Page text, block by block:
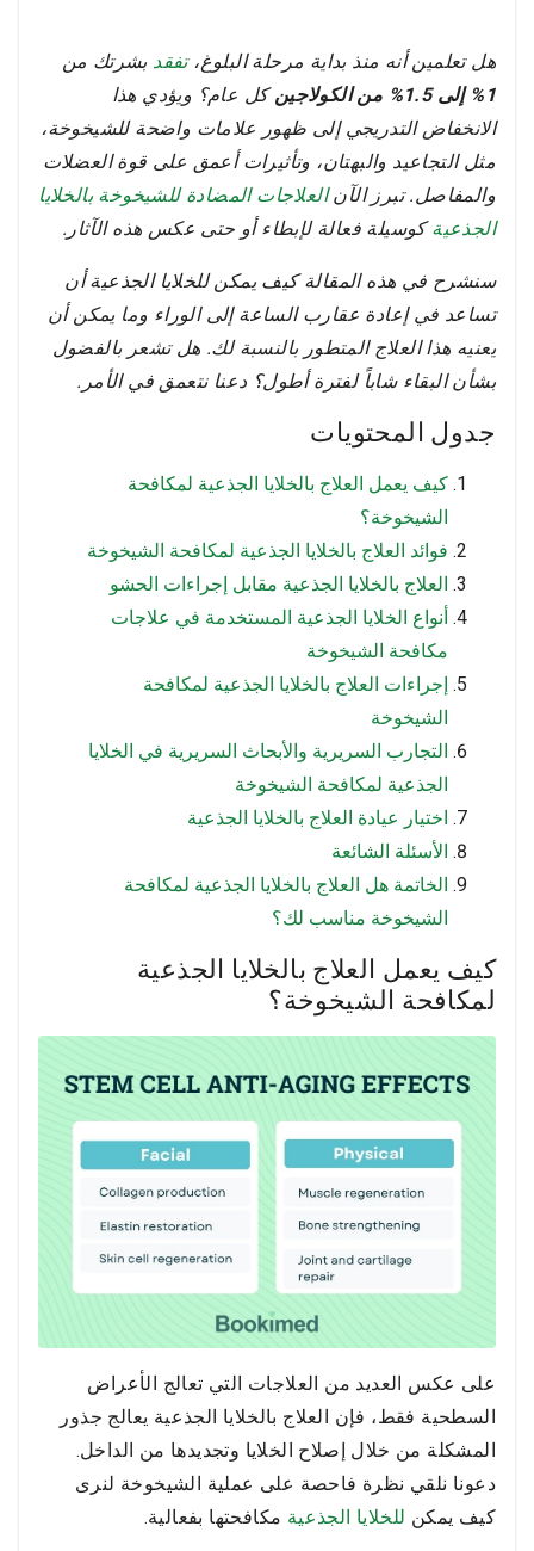
هل تعلمين أنه منذ بداية مرحلة البلوغ،تفقد بشرتك من
1% إلى 1.5% من الكولاجين
كل عام؟ ويؤدي هذا
الانخفاض التدريجي إلى ظهور علامات واضحة للشيخوخة،
مثل التجاعيد والبهتان، وتأثيرات أعمق على قوة العضلات
والمفاصل. تبرز الآنالعلاجات المضادة للشيخوخة بالخلايا
الجذعيةكوسيلة فعالة لإبطاء أو حتى عكس هذه الآثار.
سنشرح في هذه المقالة كيف يمكن للخلايا الجذعية أن
تساعد في إعادة عقارب الساعة إلى الوراء وما يمكن أن
يعنيه هذا العلاج المتطور بالنسبة لك. هل تشعر بالفضول
بشأن البقاء شاباً لفترة أطول؟ دعنا نتعمق في الأمر.
جدول المحتويات
كيف يعمل العلاج بالخلايا الجذعية لمكافحة
الشيخوخة؟
فوائد العلاج بالخلايا الجذعية لمكافحة الشيخوخة
العلاج بالخلايا الجذعية مقابل إجراءات الحشو
أنواع الخلايا الجذعية المستخدمة في علاجات
مكافحة الشيخوخة
إجراءات العلاج بالخلايا الجذعية لمكافحة
الشيخوخة
التجارب السريرية والأبحاث السريرية في الخلايا
الجذعية لمكافحة الشيخوخة
اختيار عيادة العلاج بالخلايا الجذعية
الأسئلة الشائعة
الخاتمة هل العلاج بالخلايا الجذعية لمكافحة
الشيخوخة مناسب لك؟
كيف يعمل العلاج بالخلايا الجذعية
لمكافحة الشيخوخة؟
على عكس العديد من العلاجات التي تعالج الأعراض
السطحية فقط، فإن العلاج بالخلايا الجذعية يعالج جذور
المشكلة من خلال إصلاح الخلايا وتجديدها من الداخل.
دعونا نلقي نظرة فاحصة على عملية الشيخوخة لنرى
كيف يمكن للخلايا الجذعية مكافحتها بفعالية.